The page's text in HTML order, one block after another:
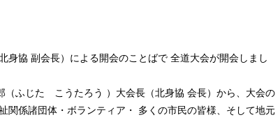
協 副会長）による開会のことばで 全道大会が開会しまし
ふじた こうたろう ）大会長（北身協 会長）から、大会の
関係諸団体・ボランティア・ 多くの市民の皆様、そして地元